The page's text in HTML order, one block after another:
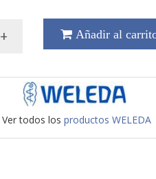
+ Añadir al
Ver todos losproductos WELEDA